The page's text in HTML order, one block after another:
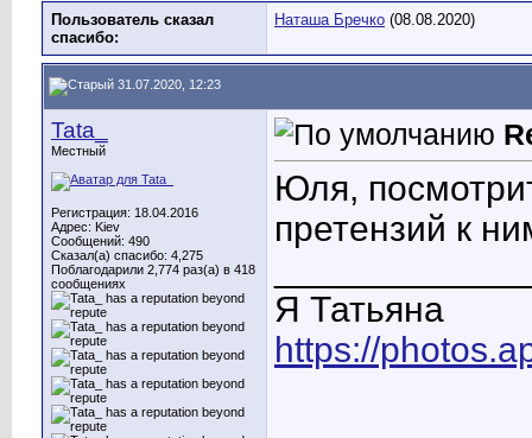
Пользователь сказал
cпасибо:
Наташа Бречко (08.08.2020)
31.07.2020, 12:23
Tata_
Местный
Регистрация: 18.04.2016
Адрес: Kiev
Сообщений: 490
Сказал(а) спасибо: 4,275
Поблагодарили 2,774 раз(а) в 418
сообщениях
Юля,
претензий к
Я Татьяна
https://